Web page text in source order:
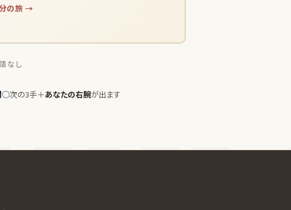
の旅 →
なし
○次の3手＋あなたの右腕が出ます